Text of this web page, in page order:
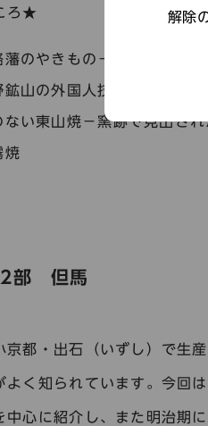
ろ★
藩のやきもの－東山焼－
鉱山の外国人技師に愛でられ
ない東山焼－窯跡で見出さ
焼
部 但馬
京都・出石（いずし）で生
よく知られています。今回
中心に紹介し、また明治期
解除